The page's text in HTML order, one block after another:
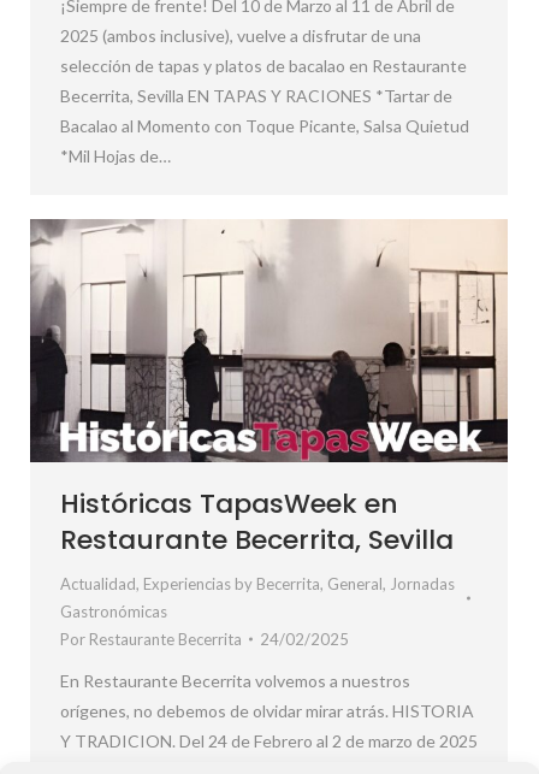
¡Siempre de frente! Del 10 de Marzo al 11 de Abril de
2025 (ambos inclusive), vuelve a disfrutar de una
selección de tapas y platos de bacalao en Restaurante
Becerrita, Sevilla EN TAPAS Y RACIONES *Tartar de
Bacalao al Momento con Toque Picante, Salsa Quietud
*Mil Hojas de…
Históricas TapasWeek en
Restaurante Becerrita, Sevilla
Actualidad, Experiencias by Becerrita, General, Jornadas
Gastronómicas
Por Restaurante Becerrita 24/02/2025
En Restaurante Becerrita volvemos a nuestros
orígenes, no debemos de olvidar mirar atrás. HISTORIA
Y TRADICION. Del 24 de Febrero al 2 de marzo de 2025